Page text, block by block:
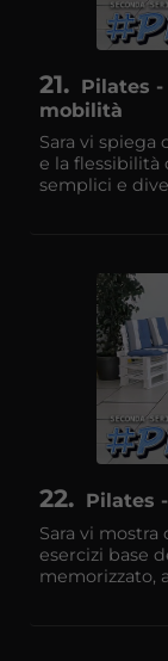
21
Pilates
mobilità
Sara vi
e la flessibilità
semplici e
22 Pilates
Sara vi
esercizi base
memorizzato,